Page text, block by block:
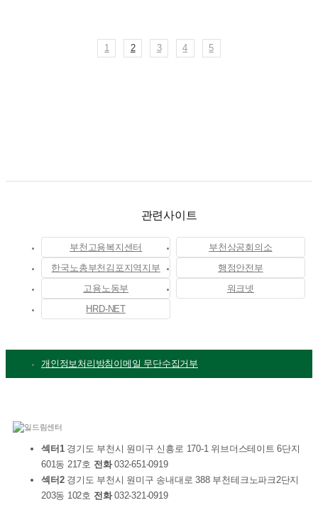
1 2 3 4 5
관련사이트
부천고용복지센터
부천상공회의소
한국노총부천김포지역지부
행정안전부
고용노동부
워크넷
HRD-NET
개인정보처리방침 이메일 무단수집거부
섹터1경기도 부천시 원미구 신흥로 170-1 위브더스테이트 6단지
601동 217호 전화032-651-0919
섹터2경기도 부천시 원미구 송내대로 388 부천테크노파크2단지
203동 102호 전화032-321-0919